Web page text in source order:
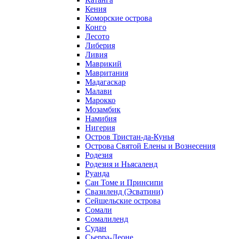
Кения
Коморские острова
Конго
Лесото
Либерия
Ливия
Маврикий
Мавритания
Мадагаскар
Малави
Марокко
Мозамбик
Намибия
Нигерия
Остров Тристан-да-Кунья
Острова Святой Елены и Вознесения
Родезия
Родезия и Ньясаленд
Руанда
Сан Томе и Принсипи
Свазиленд (Эсватини)
Сейшельские острова
Сомали
Сомалиленд
Судан
Сьерра-Леоне